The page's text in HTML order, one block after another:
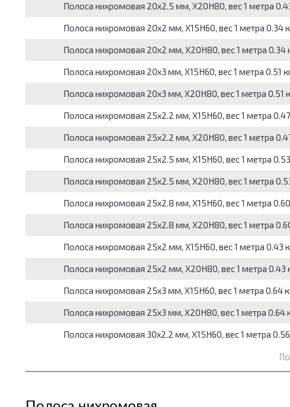
Полоса нихромовая 20x2.5 мм, Х20Н80, вес 1 метра
Полоса нихромовая 20x2 мм, Х15Н60, вес 1 метра 0.34
Полоса нихромовая 20x2 мм, Х20Н80, вес 1 метра 0.34
Полоса нихромовая 20x3 мм, Х15Н60, вес 1 метра 0.51
Полоса нихромовая 20x3 мм, Х20Н80, вес 1 метра 0.51
Полоса нихромовая 25x2.2 мм, Х15Н60, вес 1 метра
Полоса нихромовая 25x2.2 мм, Х20Н80, вес 1 метра
Полоса нихромовая 25x2.5 мм, Х15Н60, вес 1 метра
Полоса нихромовая 25x2.5 мм, Х20Н80, вес 1 метра
Полоса нихромовая 25x2.8 мм, Х15Н60, вес 1 метра
Полоса нихромовая 25x2.8 мм, Х20Н80, вес 1 метра
Полоса нихромовая 25x2 мм, Х15Н60, вес 1 метра 0.43
Полоса нихромовая 25x2 мм, Х20Н80, вес 1 метра 0.43
Полоса нихромовая 25x3 мм, Х15Н60, вес 1 метра 0.64
Полоса нихромовая 25x3 мм, Х20Н80, вес 1 метра 0.64
Полоса нихромовая 30x2.2 мм, Х15Н60, вес 1 метра